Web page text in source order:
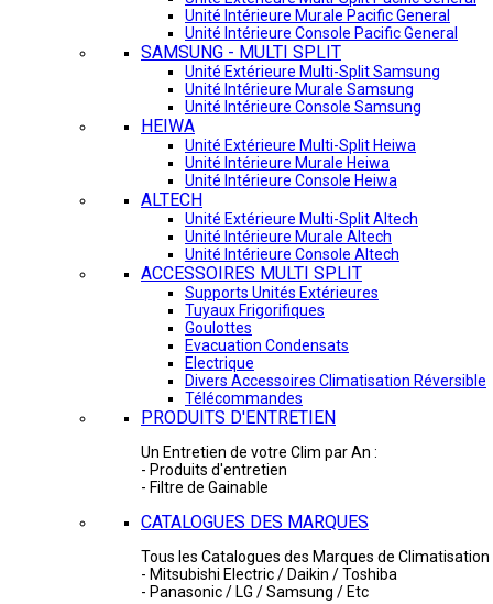
Unité Intérieure Murale Pacific General
Unité Intérieure Console Pacific General
SAMSUNG - MULTI SPLIT
Unité Extérieure Multi-Split Samsung
Unité Intérieure Murale Samsung
Unité Intérieure Console Samsung
HEIWA
Unité Extérieure Multi-Split Heiwa
Unité Intérieure Murale Heiwa
Unité Intérieure Console Heiwa
ALTECH
Unité Extérieure Multi-Split Altech
Unité Intérieure Murale Altech
Unité Intérieure Console Altech
ACCESSOIRES MULTI SPLIT
Supports Unités Extérieures
Tuyaux Frigorifiques
Goulottes
Evacuation Condensats
Electrique
Divers Accessoires Climatisation Réversible
Télécommandes
PRODUITS D'ENTRETIEN
Un Entretien de votre Clim par An :
- Produits d'entretien
- Filtre de Gainable
CATALOGUES DES MARQUES
Tous les Catalogues des Marques de Climatisation
- Mitsubishi Electric / Daikin / Toshiba
- Panasonic / LG / Samsung / Etc